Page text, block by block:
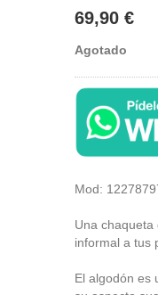
69,90 €
Agotado
Mod:
Una chaqueta
informal a tus
El algodón es